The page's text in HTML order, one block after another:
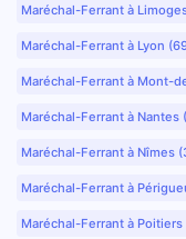
Maréchal-Ferrant à
Maréchal-Ferrant à Lyon
Maréchal-Ferrant à Mont-
Maréchal-Ferrant à Nantes
Maréchal-Ferrant à Nîmes
Maréchal-Ferrant à
Maréchal-Ferrant à Poitiers